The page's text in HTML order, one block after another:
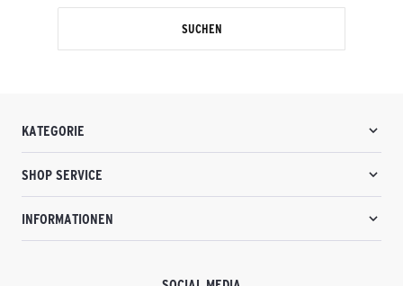
SUCHEN
KATEGORIE
SHOP SERVICE
INFORMATIONEN